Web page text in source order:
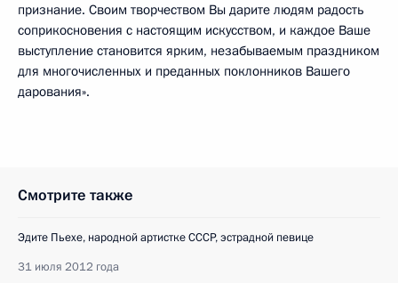
признание. Своим творчеством Вы дарите людям радость
соприкосновения с настоящим искусством, и каждое Ваше
выступление становится ярким, незабываемым праздником
для многочисленных и преданных поклонников Вашего
дарования».
Смотрите также
Эдите Пьехе, народной артистке СССР, эстрадной певице
31 июля 2012 года